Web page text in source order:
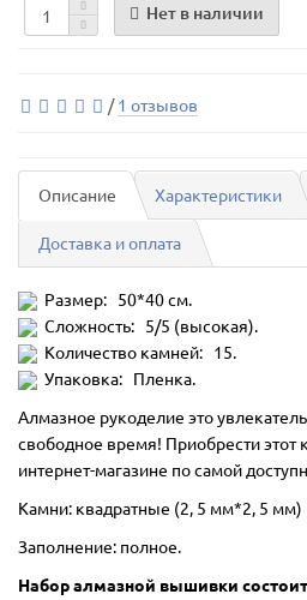
Нет в наличии
/1 отзывов
Описание Характеристики
Доставка и оплата
Размер: 50*40 см.
Сложность: 5/5 (высокая).
Количество камней: 15.
Упаковка: Пленка.
Алмазное рукоделие это
свободное время! Приобрести
интернет-магазине по самой
Камни: квадратные (2, 5 мм*2, 5 мм)
Заполнение: полное.
Набор алмазной вышивки